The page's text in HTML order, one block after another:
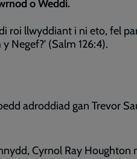
o Weddi.
roi llwyddiant i ni eto, fel
Negef?' (Salm 126:4).
adroddiad gan Trevor
Cyrnol Ray